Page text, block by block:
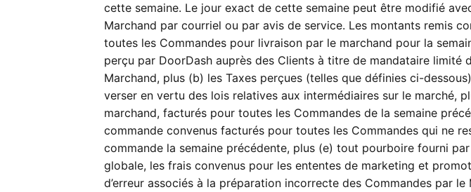
cette semaine. Le jour exact de cette semaine peut être modifié
Marchand par courriel ou par avis de service. Les montants remis
toutes les Commandes pour livraison par le marchand pour la
perçu par DoorDash auprès des Clients à titre de mandataire limité
Marchand, plus (b) les Taxes perçues (telles que définies ci-dessous
verser en vertu des lois relatives aux intermédiaires sur le marché,
marchand, facturés pour toutes les Commandes de la semaine
commande convenus facturés pour toutes les Commandes qui ne
commande la semaine précédente, plus (e) tout pourboire fourni
globale, les frais convenus pour les ententes de marketing et
d’erreur associés à la préparation incorrecte des Commandes par le